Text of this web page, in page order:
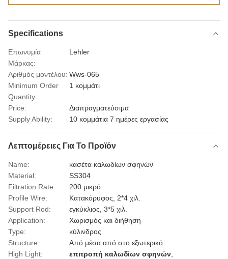
Specifications
Επωνυμία
Μάρκας:
Lehler
Αριθμός μοντέλου: Wws-065
Minimum Order
Quantity:
1 κομμάτι
Price:
Διαπραγματεύσιμα
Supply Ability:
10 κομμάτια 7 ημέρες εργασίας
Λεπτομέρειες Για Το Προϊόν
Name:
κασέτα καλωδίων σφηνών
Material:
SS304
Filtration Rate:
200 μικρό
Profile Wire:
Κατακόρυφος, 2*4 χιλ.
Support Rod:
εγκύκλιος, 3*5 χιλ.
Application:
Χωρισμός και διήθηση
Type:
κύλινδρος
Structure:
Από μέσα από στο εξωτερικό
High Light:
επιτροπή καλωδίων σφηνών